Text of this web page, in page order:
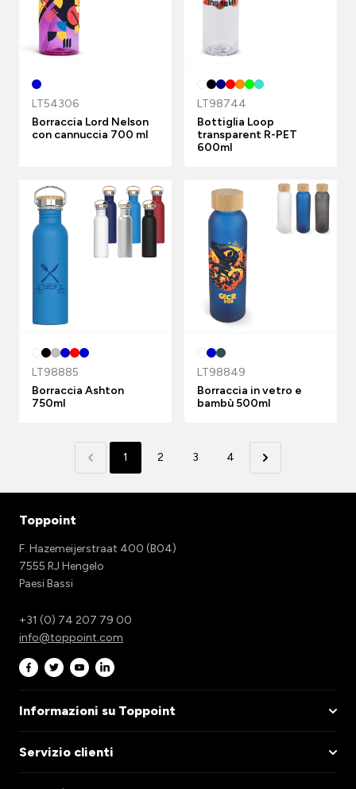
LT54306
Borraccia Lord Nelson
con cannuccia 700 ml
LT98744
Bottiglia Loop
transparent R-PET
600ml
LT98885
Borraccia Ashton
750ml
LT98849
Borraccia in vetro e
bambù 500ml
1 2 3 4
Toppoint
F. Hazemeijerstraat 400 (B04)
7555 RJ Hengelo
Paesi Bassi
+31 (0) 74 207 79 00
info@toppoint.com
Informazioni su Toppoint
Servizio clienti